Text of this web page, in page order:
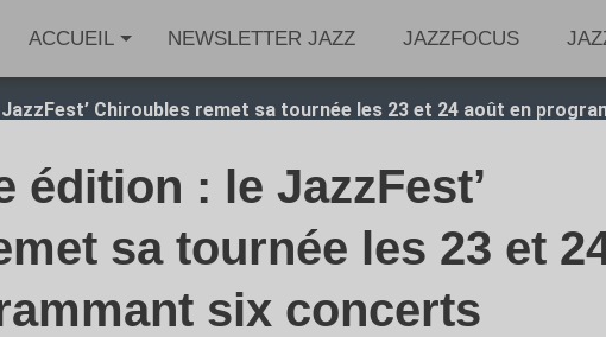
ACCUEIL NEWSLETTER JAZZ JAZZFOCUS
Chiroubles remet sa tournée les 23 et 24 août en
édition : le JazzFest’
sa tournée les 23 et
six concerts